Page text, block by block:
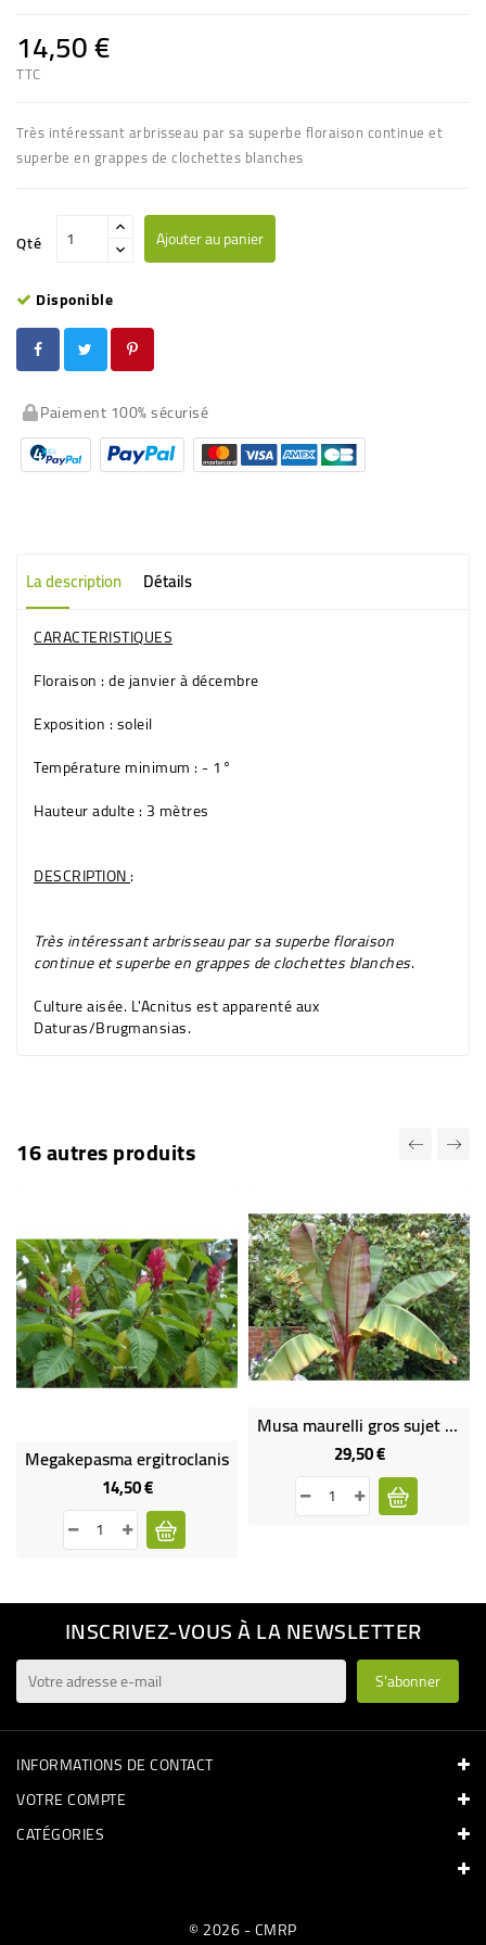
14,50 €
TTC
Très intéressant arbrisseau par sa superbe floraison continue et
superbe en grappes de clochettes blanches
Qté Ajouter au panier
Disponible
Paiement 100% sécurisé
La description Détails
CARACTERISTIQUES
Floraison : de janvier à décembre
Exposition : soleil
Température minimum : - 1°
Hauteur adulte: 3 mètres
DESCRIPTION:
Très intéressant arbrisseau par sa superbe floraison
continue et superbe en grappes de clochettesblanches.
Culture aisée. L'Acnitus est apparenté aux
Daturas/Brugmansias.
16 autres produits
Megakepasma ergitroclanis
14,50 €Prix
Musa maurelli gros sujet - bananier
29,50 €Prix
INSCRIVEZ-VOUS À LA NEWSLETTER
INFORMATIONS DE CONTACT
VOTRE COMPTE
CATÉGORIES
© 2026 - CMRP